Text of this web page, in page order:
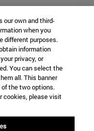
our own and third-
when you
different purposes.
information
privacy, or
You can select the
all. This banner
the two options.
cookies, please visit